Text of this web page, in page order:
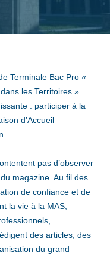
Terminale Bac Pro «
les Territoires »
: participer à la
d’Accueil
pas d’observer
magazine. Au fil des
de confiance et de
la vie à la MAS,
des articles, des
du grand